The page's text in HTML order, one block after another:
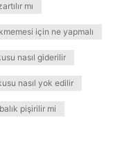
mı
için ne yapmalı
nasıl giderilir
nasıl yok edilir
pişirilir mi